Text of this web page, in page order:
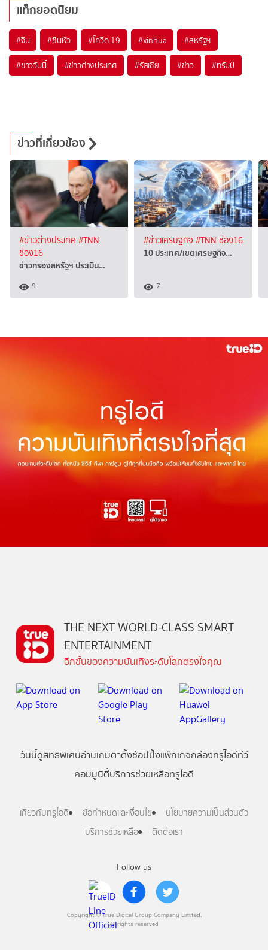
แท็กยอดนิยม
#จีน #ซินหัว #โควิด-19 #xinhua #สหรัฐฯ
#ข่าววันนี้ #ข่าวต่างประเทศ #รัสเซีย #ข่าว #ทรัมป์
ข่าวที่เกี่ยวข้อง
#ข่าวต่างประเทศ #TNN
ช่อง16
ข่าวกรองสหรัฐฯ ประเมิน…
9
#ข่าวเศรษฐกิจ #TNN ช่อง16
10 ประเทศ/เขตเศรษฐกิจ…
7
Follow us
Copyright © True Digital Group Company Limited.
All rights reserved
THE NEXT WORLD-CLASS SMART
ENTERTAINMENT
อีกขั้นของความบันเทิงระดับโลกตรงใจคุณ
วันนี้ดูสิทธิพิเศษอ่านเกมตาตั้งช้อปปิ้งแพ็กเกจกล่องทรูไอดีทีวี
คอมมูนิตี้บริการช่วยเหลือทรูไอดี
เกี่ยวกับทรูไอดี ข้อกำหนดและเงื่อนไข
นโยบายความเป็นส่วนตัว
บริการช่วยเหลือ
ติดต่อเรา